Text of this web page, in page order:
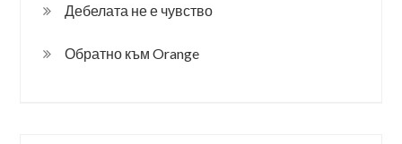
Дебелата не е чувство
Обратно към Orange